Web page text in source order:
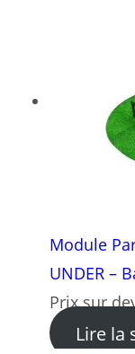
Module
UNDER –
Prix sur
Lire la